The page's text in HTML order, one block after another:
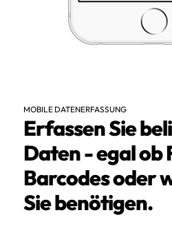
MOBILE DATENERFASSUNG
Erfassen Sie
Daten - egal ob
Barcodes oder
Sie benötigen.